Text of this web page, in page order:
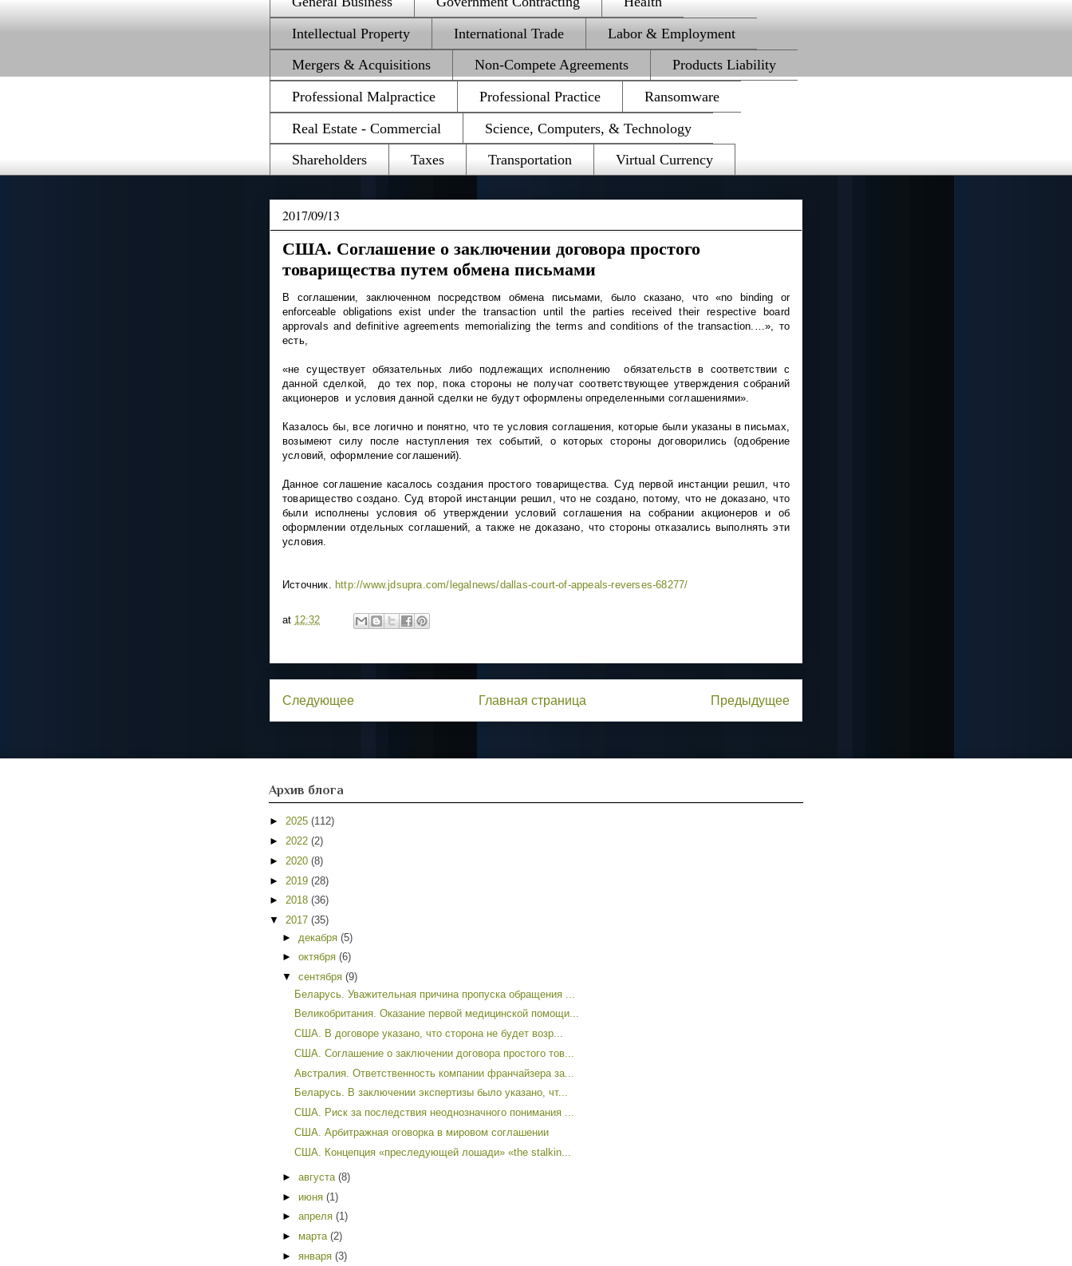
Intellectual Property
International Trade
Labor & Employment
Mergers & Acquisitions
Non-Compete Agreements
Products Liability
Professional Malpractice
Professional Practice
Ransomware
Real Estate - Commercial
Science, Computers, & Technology
Shareholders
Taxes Transportation Virtual Currency
2017/09/13
США. Соглашение о заключении договора простого
товарищества путем обмена письмами
В соглашении, заключенном посредством обмена письмами было сказано, что«no binding or
enforceable obligations exist under thetransaction until the parties received their respective board
approvals and definitive agreements memorializing the terms and conditions of the transaction.…», то
есть,
«не существует обязательных либо подлежащих исполнению
обязательств в соответствии с
данной сделкой, до тех пор, пока стороны не получат соответствующее утверждения собраний
акционеров и условия данной сделки не будут оформлены определенными соглашениями»
Казалось бы, все логично и понятно, что те условия соглашения, которые были указаны в письмах,
возымеют силу после наступления тех событий, о которых стороны договорились (одобрение
условий, оформление соглашений).
Данное соглашение касалось создания простого товарищества. Суд первой инстанции решил, что
товарищество создано. Суд второй инстанции решил, что не создано, потому, что не доказано, что
были исполнены условия об утверждении условий соглашения на собрании акционеров и об
оформлении отдельных соглашений, а также не доказано, что стороны отказались выполнять эти
условия.
Источник. http://www.jdsupra.com/legalnews/dallas-court-of-appeals-reverses-68277/
at 12:32
Следующее Предыдущее
Главная страница
Архив блога
► 2025 (112)
► 2022 (2)
► 2020 (8)
► 2019 (28)
► 2018 (36)
▼ 2017 (35)
► декабря (5)
► октября (6)
▼ сентября (9)
Беларусь. Уважительная причина пропуска обращения ...
Великобритания. Оказание первой медицинской помощи...
США. В договоре указано, что сторона не будет возр...
США. Соглашение о заключении договора простого тов...
Австралия. Ответственность компании франчайзера за...
Беларусь. В заключении экспертизы было указано, чт...
США. Риск за последствия неоднозначного понимания ...
США. Арбитражная оговорка в мировом соглашении
США. Концепция «преследующей лошади» «the stalkin...
► августа (8)
► июня (1)
► апреля (1)
► марта (2)
► января (3)